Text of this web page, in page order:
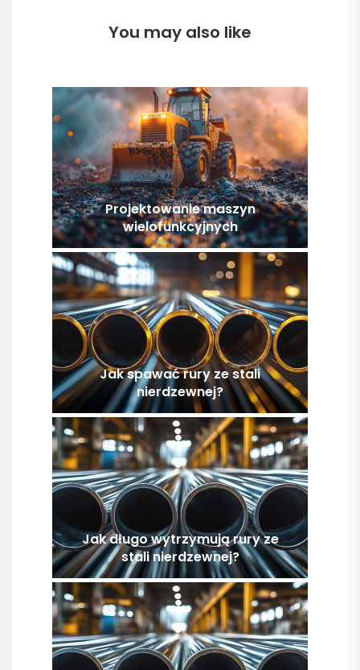
You may also like
Projektowanie maszyn
wielofunkcyjnych
Jak spawać rury ze stali
nierdzewnej?
Jak długo wytrzymują rury ze
stali nierdzewnej?